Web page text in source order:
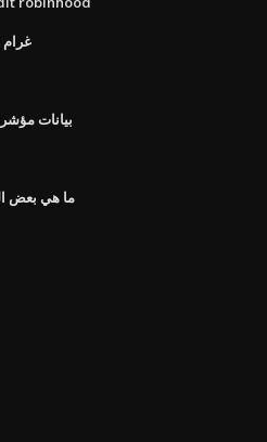
8
بيانات
ما هي بعض